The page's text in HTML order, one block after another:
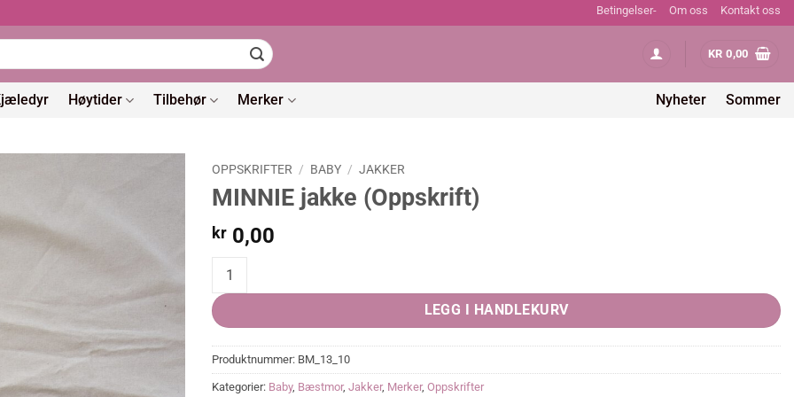
Betingelser- Om oss Kontakt oss
KR 0,00
Høytider Tilbehør Merker Nyheter Sommer
OPPSKRIFTER / BABY / JAKKER
MINNIE jakke (Oppskrift)
kr 0,00
MINNIE jakke (Oppskrift) quantity
LEGG I HANDLEKURV
Produktnummer: BM_13_10
Kategorier: Baby, Bæstmor, Jakker, Merker, Oppskrifter